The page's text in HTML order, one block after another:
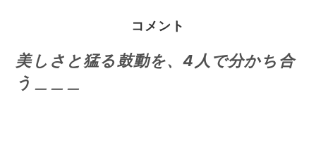
コメント
美しさと猛る鼓動を、4人で分かち合
う＿＿＿